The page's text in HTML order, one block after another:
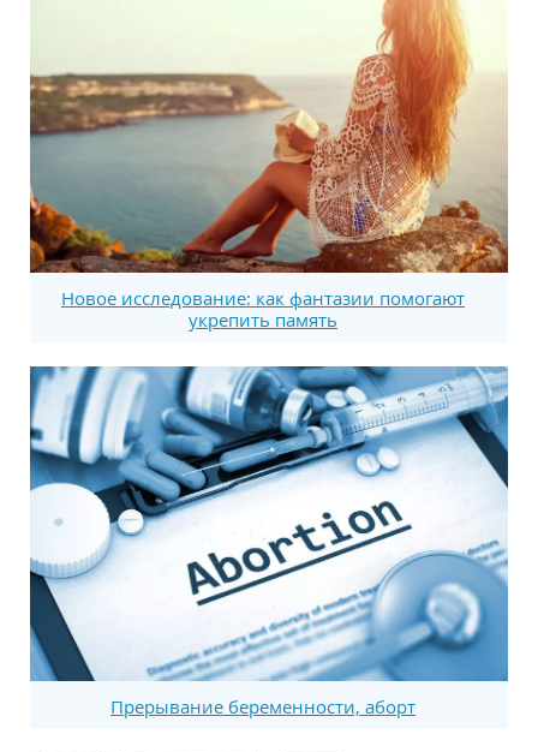
Новое исследование: как фантазии помогают
укрепить память
Прерывание беременности, аборт